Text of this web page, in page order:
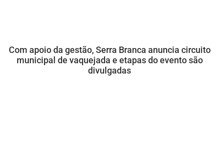
Com apoio da gestão, Serra Branca anuncia circuito
municipal de vaquejada e etapas do evento são
divulgadas